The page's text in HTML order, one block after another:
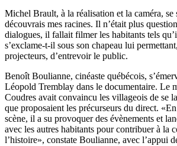
Michel Brault, à la réalisation et la caméra, se
découvrais mes racines. Il n’était plus
dialogues, il fallait filmer les habitants tels
s’exclame-t-il sous son chapeau lui
projecteurs, d’entrevoir le public.
Benoît Boulianne, cinéaste québécois,
Léopold Tremblay dans le documentaire. Le
Coudres avait convaincu les villageois de se
que proposaient les précurseurs du direct.
scène, il a su provoquer des évènements et
avec les autres habitants pour contribuer à la
l’histoire», constate Boulianne, avec l’appui